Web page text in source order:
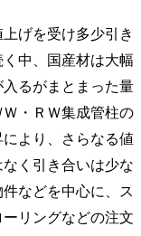
げを受け多少引き
中、国産材は大幅
るがまとまった量
・ＲＷ集成管柱の
より、さらなる値
なく引き合いは少な
などを中心に、ス
リングなどの注文